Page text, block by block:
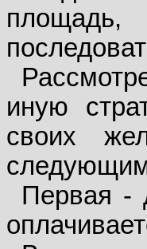
площадь,
иную
своих
Первая -